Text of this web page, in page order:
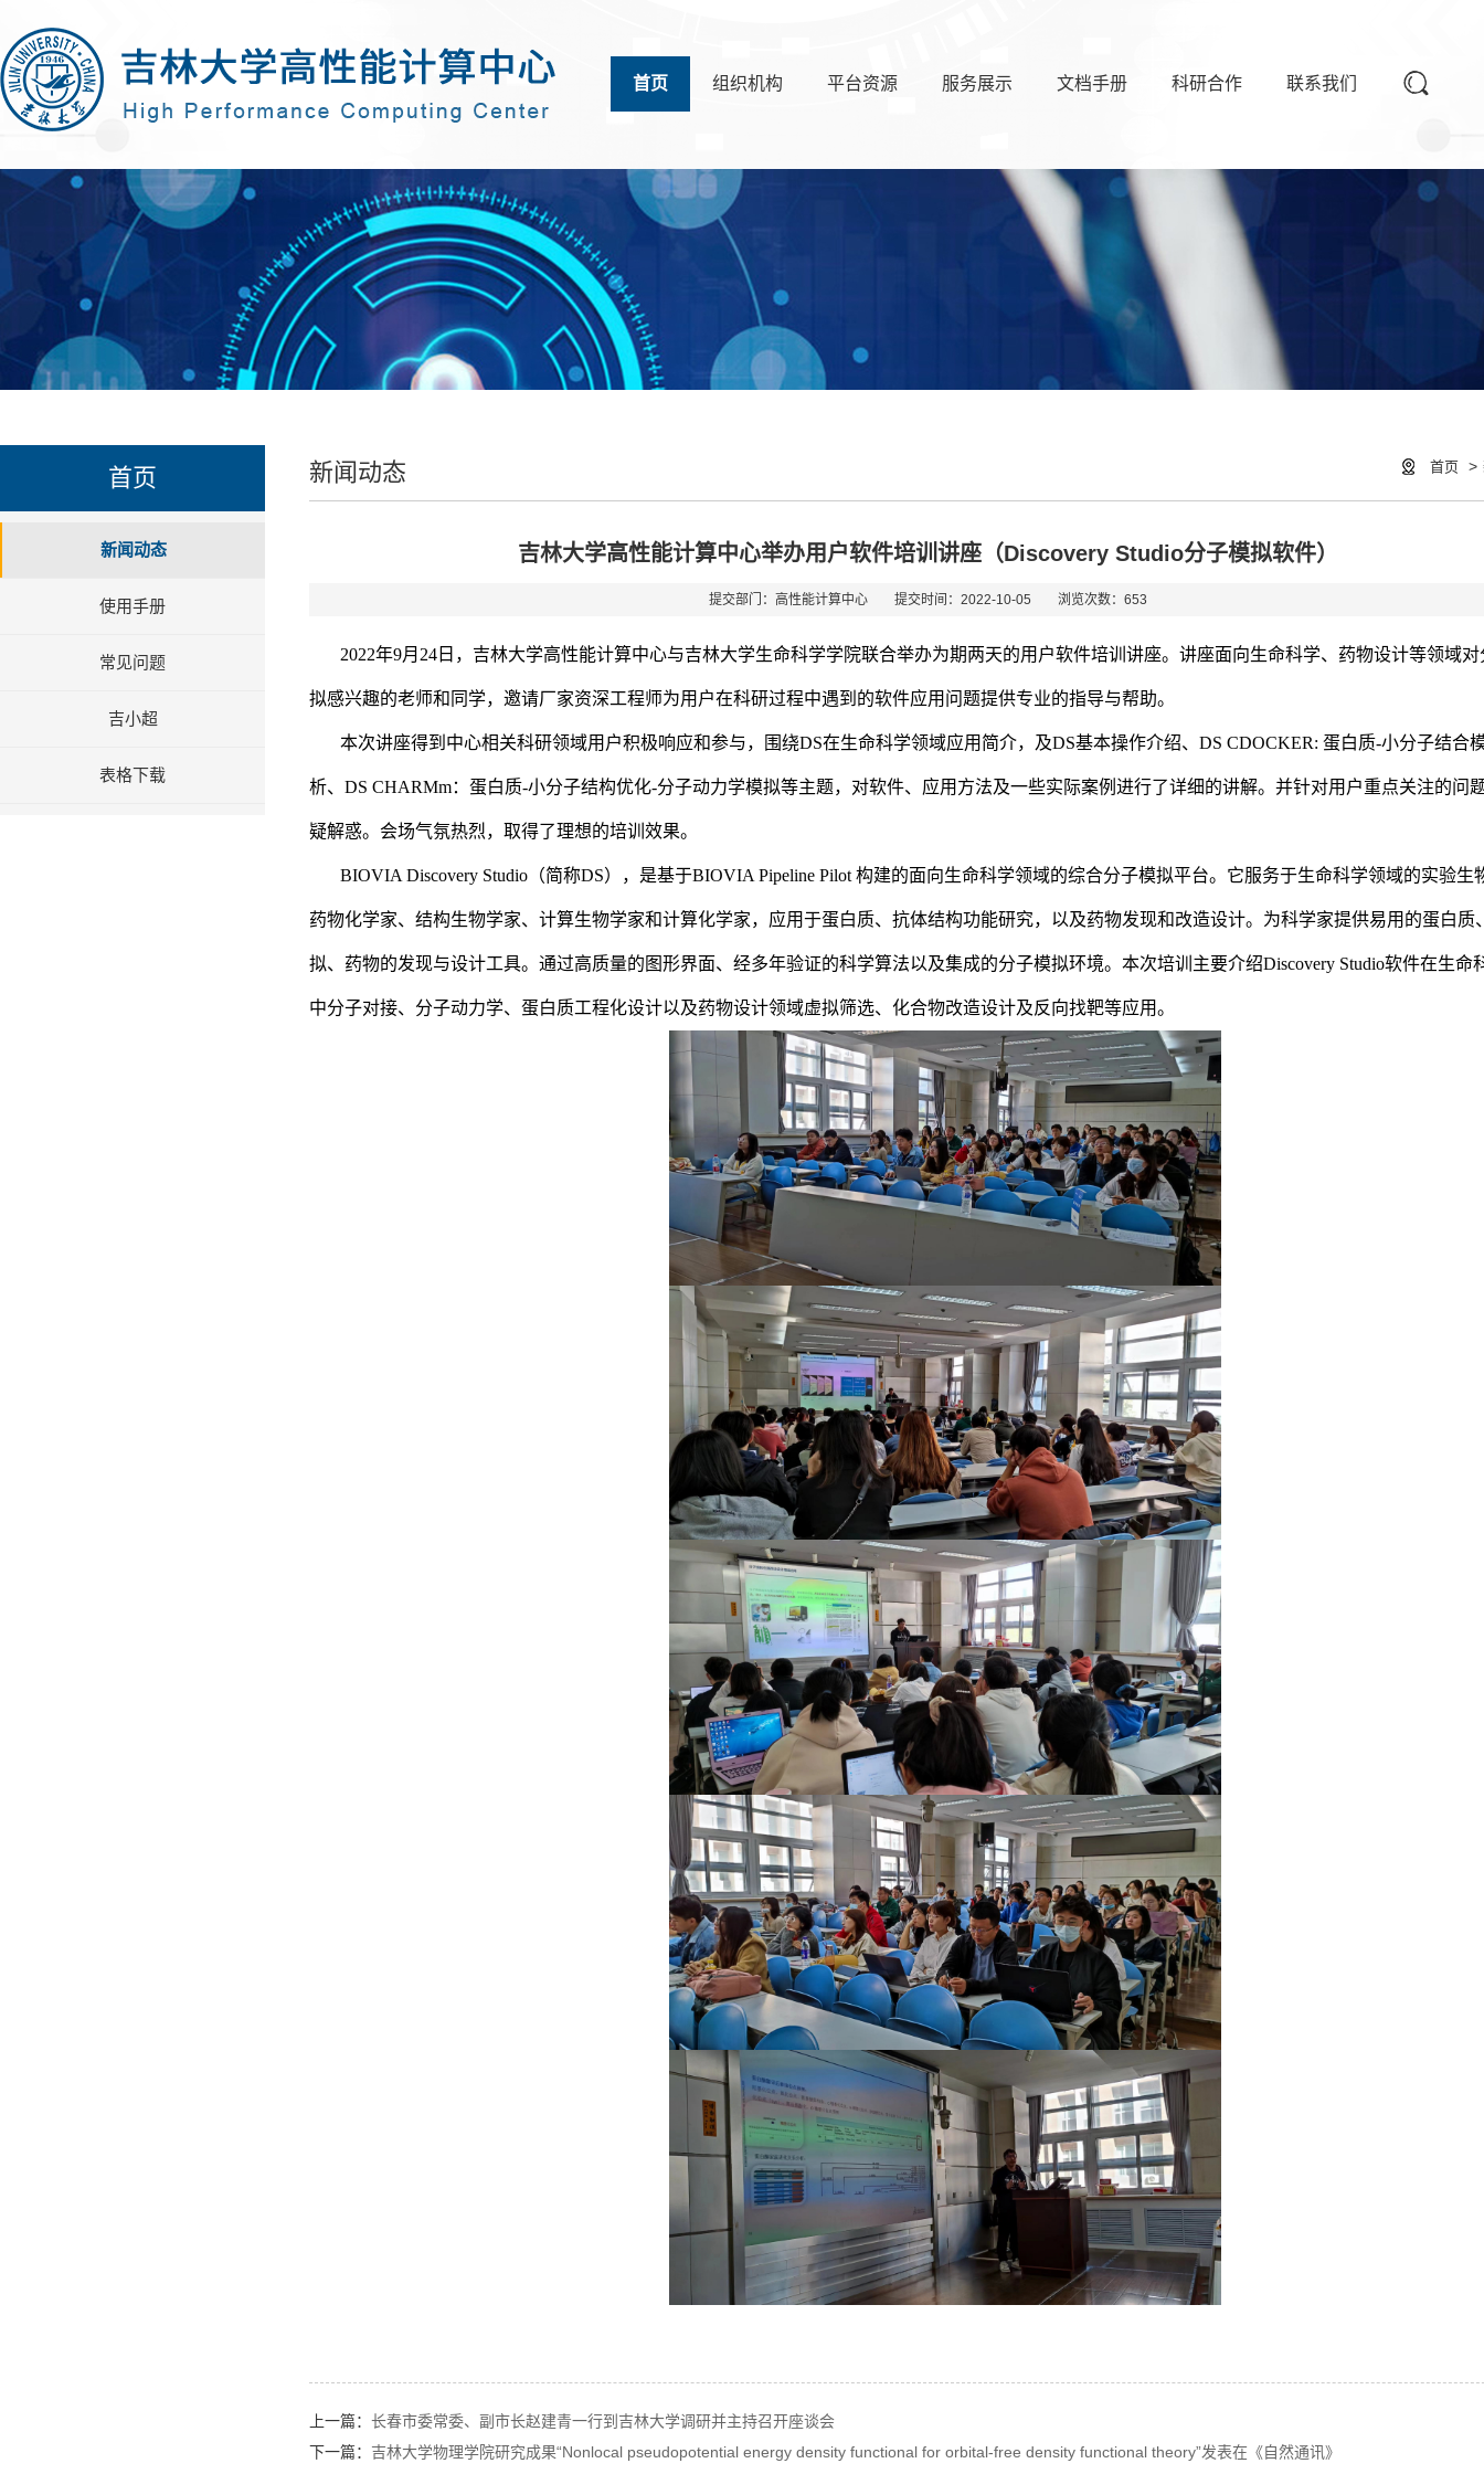
首页 组织机构 平台资源 服务展示 文档手册 科研合作 联系我们
首页
新闻动态
使用手册
常见问题
吉小超
表格下载
新闻动态 首页 >
吉林大学高性能计算中心举办用户软件培训讲座（Discovery Studio分子模拟软件）
提交部门：高性能计算中心 提交时间：2022-10-05 浏览次数： 653
2022年9月 24 日，吉林大学高性能计算中心与吉林大学生命科学学院联合举办为期两天的用户软件培训讲座。讲座面向生命科学、药物设计等领域对
拟感兴趣的老师和同学，邀请厂家资深工程师为用户在科研过程中遇到的软件应用问题提供专业的指导与帮助。
本次讲座得到中心相关科研领域用户积极响应和参与，围绕DS在生命科学领域应用简介，及DS基本操作介绍、 DS CDOCKER: 蛋白质-小分子结合
析、 DS CHARMm：蛋白质-小分子结构优化-分子动力学模拟等主题，对软件、应用方法及一些实际案例进行了详细的讲解。并针对用户重点关注的问
疑解惑。会场气氛热烈，取得了理想的培训效果。
BIOVIA Discovery Studio （简称DS），是基于BIOVIA Pipeline Pilot 构建的面向生命科学领域的综合分子模拟平台。它服务于生命科学领域的实验生
药物化学家、结构生物学家、计算生物学家和计算化学家，应用于蛋白质、抗体结构功能研究，以及药物发现和改造设计。为科学家提供易用的蛋白质
拟、药物的发现与设计工具。通过高质量的图形界面、经多年验证的科学算法以及集成的分子模拟环境。本次培训主要介绍Discovery Studio软件在生命
中分子对接、分子动力学、蛋白质工程化设计以及药物设计领域虚拟筛选、化合物改造设计及反向找靶等应用。
上一篇： 长春市委常委、副市长赵建青一行到吉林大学调研并主持召开座谈会
下一篇： 吉林大学物理学院研究成果“Nonlocal pseudopotential energy density functional for orbital-free density functional theory”发表在《自然通讯》